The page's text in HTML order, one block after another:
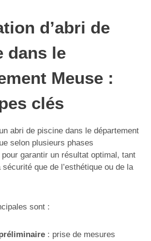
d’abri de
dans le
Meuse :
clés
abri de piscine dans le département
selon plusieurs phases
garantir un résultat optimal, tant
que de l’esthétique ou de la
sont :
: prise de mesures